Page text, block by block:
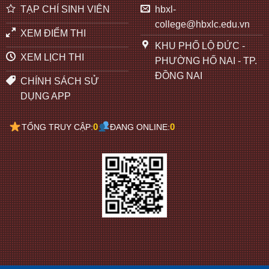
TẠP CHÍ SINH VIÊN
XEM ĐIỂM THI
XEM LỊCH THI
CHÍNH SÁCH SỬ
DỤNG APP
hbxl-
college@hbxlc.edu.vn
KHU PHỐ LỘ ĐỨC -
PHƯỜNG HỐ NAI - TP.
ĐỒNG NAI
TỔNG TRUY CẬP:0 ĐANG ONLINE:0